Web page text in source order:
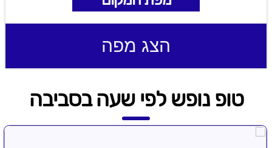
הצג מפה
טופ נופש לפי שעה בסביבה